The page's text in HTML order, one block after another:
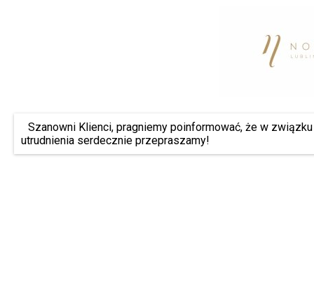
Szanowni Klienci, pragniemy poinformować, że w
utrudnienia serdecznie przepraszamy!